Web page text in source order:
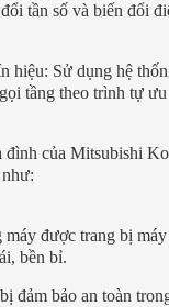
tần số và biến đổi
hiệu: Sử dụng hệ
tầng theo trình tự
đình của Mitsubishi
máy được trang bị
bền bỉ.
đảm bảo an toàn